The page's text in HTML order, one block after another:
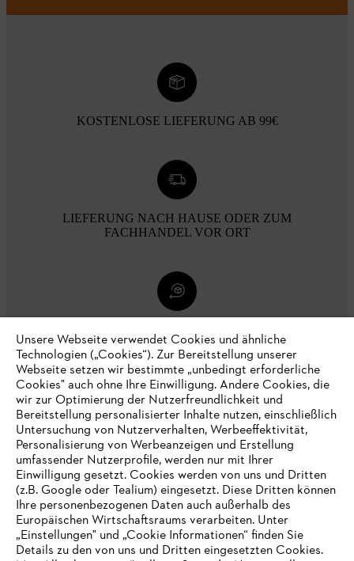
KOSTENLOSE LIEFERUNG AB 99€
LIEFERUNG NACH HAUSE ODER ZUM
FACHHANDEL VOR ORT
Zahlungsmöglichkeiten
Unternehmen
Unsere Webseite verwendet Cookies und ähnliche
Technologien („Cookies“). Zur Bereitstellung unserer
Webseite setzen wir bestimmte „unbedingt erforderliche
Cookies" auch ohne Ihre Einwilligung. Andere Cookies, die
wir zur Optimierung der Nutzerfreundlichkeit und
Bereitstellung personalisierter Inhalte nutzen, einschließlich
Untersuchung von Nutzerverhalten, Werbeeffektivität,
Personalisierung von Werbeanzeigen und Erstellung
umfassender Nutzerprofile, werden nur mit Ihrer
Einwilligung gesetzt. Cookies werden von uns und Dritten
(z.B. Google oder Tealium) eingesetzt. Diese Dritten können
Ihre personenbezogenen Daten auch außerhalb des
Europäischen Wirtschaftsraums verarbeiten. Unter
„Einstellungen" und „Cookie Informationen“ finden Sie
Details zu den von uns und Dritten eingesetzten Cookies.